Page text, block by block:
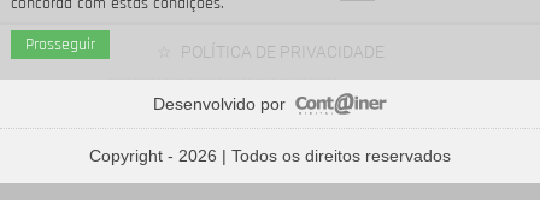
Prosseguir
5/13
Os boatos sobre o fim do relacionamento de Taylor com o Joe
músicas que marcaram o final da década de 1990
POLÍTICA DE PRIVACIDADE
Desenvolvido por
Copyright - 2026 | Todos os direitos reservados